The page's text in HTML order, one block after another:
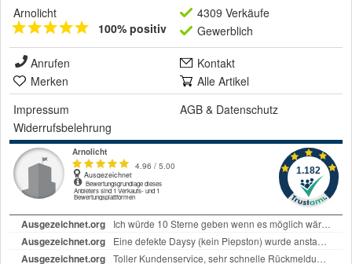
Arnolicht
100% positiv
4309 Verkäufe
Gewerblich
Anrufen
Kontakt
Merken
Alle Artikel
Impressum
AGB & Datenschutz
Widerrufsbelehrung